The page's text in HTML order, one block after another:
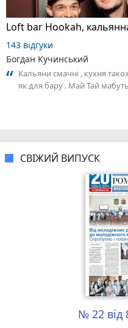
Loft bar Hookah,
143 відгуки
Богдан Кучинський
Кальяни смачні , кухня
як для бару . Май Тай
СВІЖИЙ ВИПУСК
№ 22 від